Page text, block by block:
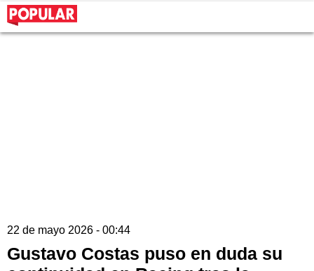
22 de mayo 2026 - 00:44
Gustavo Costas puso en duda su